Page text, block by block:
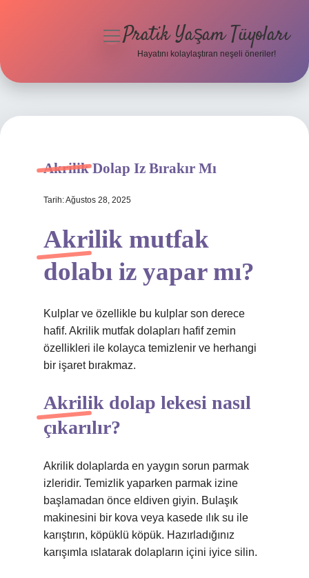
Hakkımızda
menüyü
Pratik Yaşam Tüyoları
Hayatını kolaylaştıran neşeli öneriler!
Akrilik Dolap Iz Bırakır Mı
Tarih: Ağustos 28, 2025
Akrilik mutfak
dolabı iz yapar mı?
Kulplar ve özellikle bu kulplar son derece
hafif. Akrilik mutfak dolapları hafif zemin
özellikleri ile kolayca temizlenir ve herhangi
bir işaret bırakmaz.
Akrilik dolap lekesi nasıl
çıkarılır?
Akrilik dolaplarda en yaygın sorun parmak
izleridir. Temizlik yaparken parmak izine
başlamadan önce eldiven giyin. Bulaşık
makinesini bir kova veya kasede ılık su ile
karıştırın, köpüklü köpük. Hazırladığınız
karışımla ıslatarak dolapların içini iyice silin.